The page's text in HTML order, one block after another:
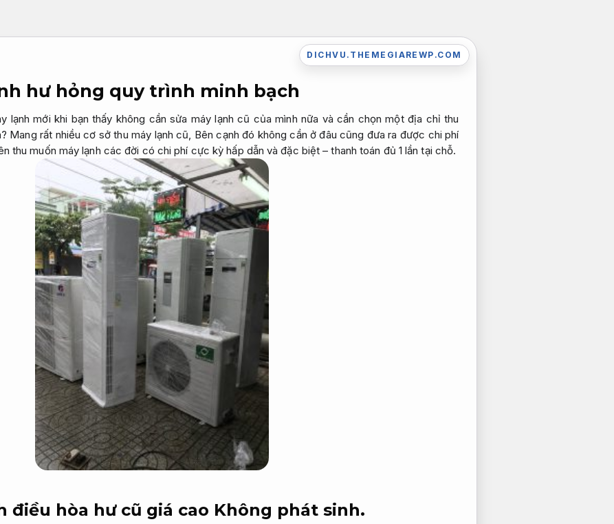
DICHVU.THEMEGIAREWP.COM
hư hỏng quy trình minh bạch
lạnh mới khi bạn thấy không cần sửa máy lạnh cũ của mình nữa và cần chọn một địa chỉ thu
Mang rất nhiều cơ sở thu máy lạnh cũ, Bên cạnh đó không cần ở đâu cũng đưa ra được chi phí
thu muốn máy lạnh các đời có chi phí cực kỳ hấp dẫn và đặc biệt – thanh toán đủ 1 lần tại chỗ.
điều hòa hư cũ giá cao Không phát sinh.